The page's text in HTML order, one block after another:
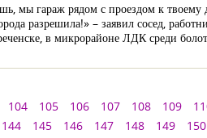
мы гараж рядом с проездом к твоему
разрешила!» – заявил сосед,
в микрорайоне ЛДК среди
104 105 106 107 108 109
144 145 146 147 148 149 150